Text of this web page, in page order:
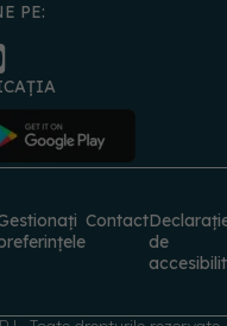
PE:
Contact
de